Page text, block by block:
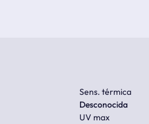
Sens. térmica
Desconocida
UV max